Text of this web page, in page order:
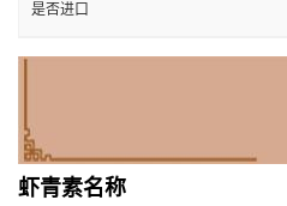
是否进口
虾青素名称